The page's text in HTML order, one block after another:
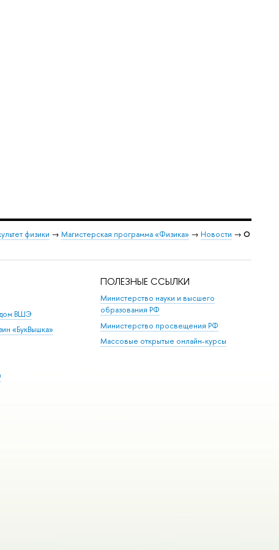
физики → Магистерская программа «Физика» → Новости → О
дом ВШЭ
«БукВышка»
ПОЛЕЗНЫЕ ССЫЛКИ
Министерство науки и высшего
образования РФ
Министерство просвещения РФ
Массовые открытые онлайн-курсы